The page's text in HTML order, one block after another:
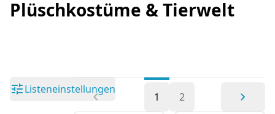
Plüschkostüme & Tierwelt
Listeneinstellungen
1 2